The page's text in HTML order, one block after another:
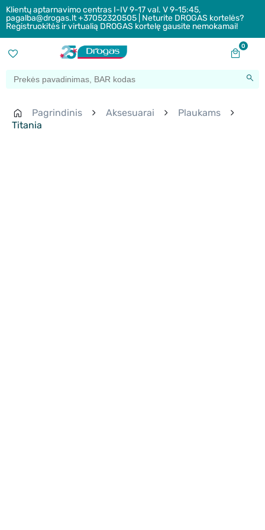
Klientų aptarnavimo centras I-IV 9-17 val. V 9-15:45,
pagalba@drogas.lt +37052320505 | Neturite DROGAS kortelės?
Registruokitės ir virtualią DROGAS kortelę gausite nemokamai!
0
Pagrindinis Aksesuarai
Plaukams
Titania